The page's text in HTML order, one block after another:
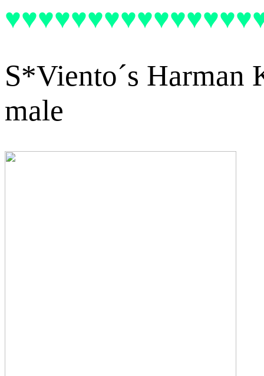
S*Viento´s Harman
male